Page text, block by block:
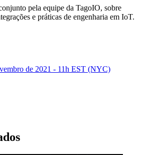
pela equipe da TagoIO, sobre
e práticas de engenharia em IoT.
de 2021 - 11h EST (NYC)